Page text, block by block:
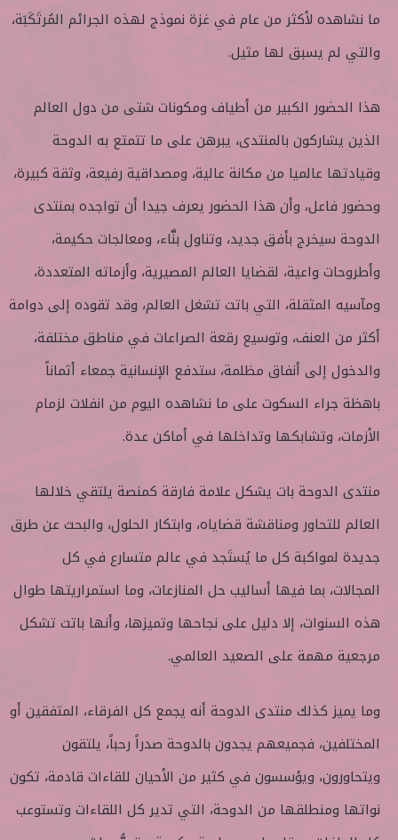
ما نشاهده لأكثر من عام في غزة نموذج لهذه الجرائم المُرتَكَبَة،
والتي لم يسبق لها مثيل.
هذا الحضور الكبير من أطياف ومكونات شتى من دول العالم
الذين يشاركون بالمنتدى، يبرهن على ما تتمتع به الدوحة
وقيادتها عالميا من مكانة عالية، ومصداقية رفيعة، وثقة كبيرة،
وحضور فاعل، وأن هذا الحضور يعرف جيدا أن تواجده بمنتدى
الدوحة سيخرج بأفق جديد، وتناول بنَّاء، ومعالجات حكيمة،
وأطروحات واعية، لقضايا العالم المصيرية، وأزماته المتعددة،
ومآسيه المثقلة، التي باتت تشغل العالم، وقد تقوده إلى دوامة
أكثر من العنف، وتوسيع رقعة الصراعات في مناطق مختلفة،
والدخول إلى أنفاق مظلمة، ستدفع الإنسانية جمعاء أثماناً
باهظة جراء السكوت على ما نشاهده اليوم من انفلات لزمام
الأزمات، وتشابكها وتداخلها في أماكن عدة.
منتدى الدوحة بات يشكل علامة فارقة كمنصة يلتقي خلالها
العالم للتحاور ومناقشة قضاياه، وابتكار الحلول، والبحث عن طرق
جديدة لمواكبة كل ما يُستَجد في عالم متسارع في كل
المجالات، بما فيها أساليب حل المنازعات، وما استمراريتها طوال
هذه السنوات، إلا دليل على نجاحها وتميزها، وأنها باتت تشكل
مرجعية مهمة على الصعيد العالمي.
وما يميز كذلك منتدى الدوحة أنه يجمع كل الفرقاء، المتفقين أو
المختلفين، فجميعهم يجدون بالدوحة صدراً رحباً، يلتقون
ويتحاورون، ويؤسسون في كثير من الأحيان للقاءات قادمة، تكون
نواتها ومنطلقها من الدوحة، التي تدير كل اللقاءات وتستوعب